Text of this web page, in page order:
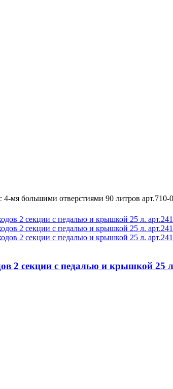
мя большими отверстиями 90 литров арт.710-
2 секции с педалью и крышкой 25